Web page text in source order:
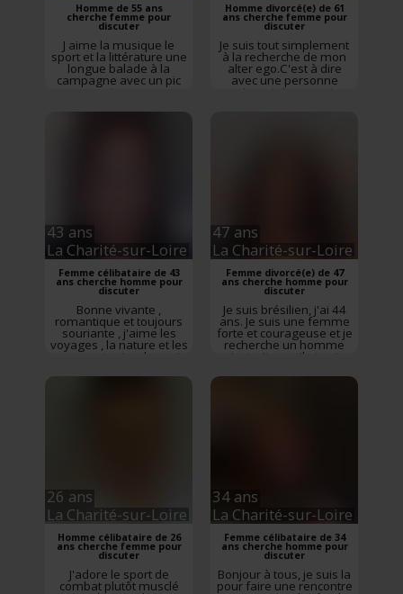
Homme de 55 ans
cherche femme pour
discuter
J aime la musique le
sport et la littérature une
longue balade à la
campagne avec un pic
nique
Homme divorcé(e) de 61
ans cherche femme pour
discuter
Je suis tout simplement
à la recherche de mon
alter ego.C'est à dire
avec une personne
aimant rire, ayant
43 ans
La Charité-sur-Loire
Femme célibataire de 43
ans cherche homme pour
discuter
Bonne vivante ,
romantique et toujours
souriante , j'aime les
voyages , la nature et les
moments simples qui
Féminine sportive et
47 ans
La Charité-sur-Loire
Femme divorcé(e) de 47
ans cherche homme pour
discuter
Je suis brésilien, j'ai 44
ans. Je suis une femme
forte et courageuse et je
recherche un homme
instruit, gentil et qui
vie à mes côtés.
26 ans
La Charité-sur-Loire
Homme célibataire de 26
ans cherche femme pour
discuter
J'adore le sport de
combat plutôt musclé
34 ans
La Charité-sur-Loire
Femme célibataire de 34
ans cherche homme pour
discuter
Bonjour à tous, je suis la
pour faire une rencontre